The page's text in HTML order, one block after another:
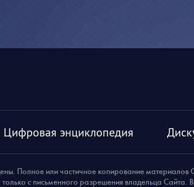
Цифровая энциклопедия
Полное или частичное копирование материалов
с письменного разрешения владельца Сайта.